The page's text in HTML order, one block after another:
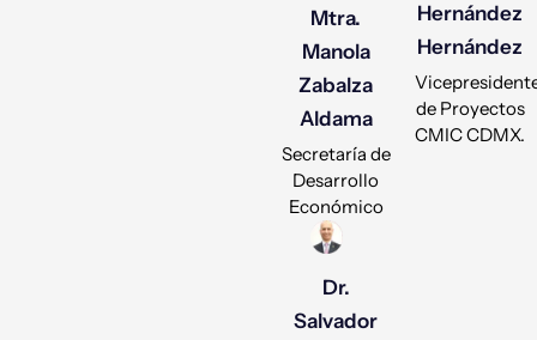
Mtra.
Manola
Zabalza
Aldama
Secretaría de
Desarrollo
Económico
Dr.
Salvador
Hernández
Hernández
de Proyectos
CMIC CDMX.